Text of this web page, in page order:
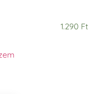
1.290 Ft